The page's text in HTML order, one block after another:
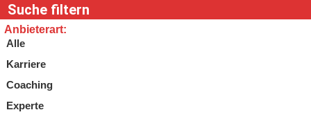
Suche filtern
Anbieterart:
Alle
Karriere
Coaching
Experte